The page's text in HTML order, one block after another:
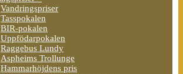
Vandringspriser
Tasspokalen
BIR-pokalen
Uppfödarpokalen
Raggebus Lundy
Aspheims Trollunge
Hammarhöjdens pris